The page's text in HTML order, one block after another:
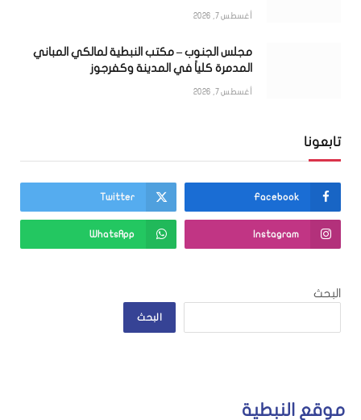
أغسطس 7, 2026
مجلس الجنوب – مكتب النبطية لمالكي المباني
المدمرة كلياً في المدينة وكفرجوز
أغسطس 7, 2026
تابعونا
Facebook
Twitter
Instagram
WhatsApp
البحث
البحث
موقع النبطية